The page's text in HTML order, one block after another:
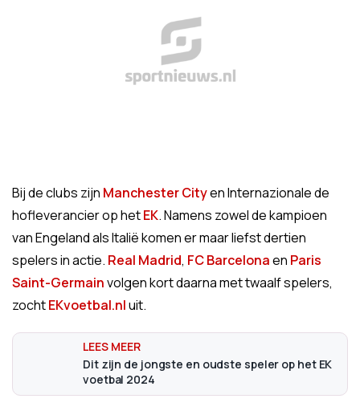
Bij de clubs zijn Manchester Cityen Internazionale de
hofleverancier op hetEK. Namens zowel de kampioen
van Engeland als Italië komen er maar liefst dertien
spelers in actie. Real Madrid, FC Barcelonaen Paris
Saint-Germainvolgen kort daarna met twaalf spelers,
zochtEKvoetbal.nluit.
Dit zijn de jongste en oudste speler op het EK
voetbal 2024